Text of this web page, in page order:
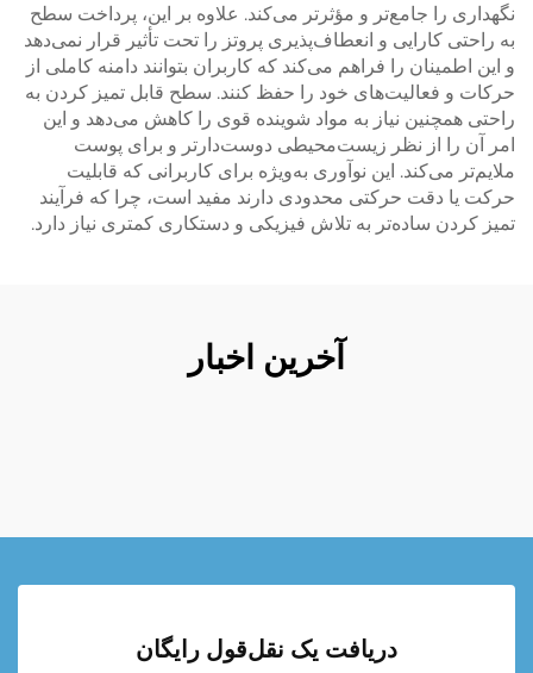
نگهداری را جامع‌تر و مؤثرتر می‌کند. علاوه بر این، پرداخت سطح
به راحتی کارایی و انعطاف‌پذیری پروتز را تحت تأثیر قرار نمی‌دهد
و این اطمینان را فراهم می‌کند که کاربران بتوانند دامنه کاملی از
حرکات و فعالیت‌های خود را حفظ کنند. سطح قابل تمیز کردن به
راحتی همچنین نیاز به مواد شوینده قوی را کاهش می‌دهد و این
امر آن را از نظر زیست‌محیطی دوست‌دارتر و برای پوست
ملایم‌تر می‌کند. این نوآوری به‌ویژه برای کاربرانی که قابلیت
حرکت یا دقت حرکتی محدودی دارند مفید است، چرا که فرآیند
تمیز کردن ساده‌تر به تلاش فیزیکی و دستکاری کمتری نیاز دارد.
آخرین اخبار
دریافت یک نقل‌قول رایگان